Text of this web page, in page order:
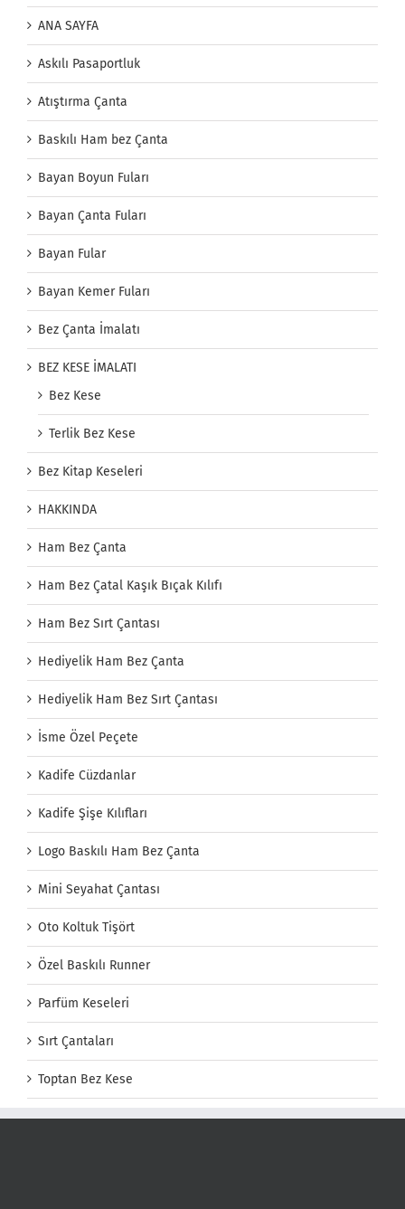
ANA SAYFA
Askılı Pasaportluk
Atıştırma Çanta
Baskılı Ham bez Çanta
Bayan Boyun Fuları
Bayan Çanta Fuları
Bayan Fular
Bayan Kemer Fuları
Bez Çanta İmalatı
BEZ KESE İMALATI
Bez Kese
Terlik Bez Kese
Bez Kitap Keseleri
HAKKINDA
Ham Bez Çanta
Ham Bez Çatal Kaşık Bıçak Kılıfı
Ham Bez Sırt Çantası
Hediyelik Ham Bez Çanta
Hediyelik Ham Bez Sırt Çantası
İsme Özel Peçete
Kadife Cüzdanlar
Kadife Şişe Kılıfları
Logo Baskılı Ham Bez Çanta
Mini Seyahat Çantası
Oto Koltuk Tişört
Özel Baskılı Runner
Parfüm Keseleri
Sırt Çantaları
Toptan Bez Kese